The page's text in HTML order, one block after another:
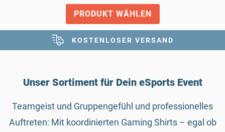
PRODUKT WÄHLEN
KOSTENLOSER VERSAND
Unser Sortiment für Dein eSports Event
Teamgeist und Gruppengefühl und professionelles
Auftreten: Mit koordinierten Gaming Shirts – egal ob